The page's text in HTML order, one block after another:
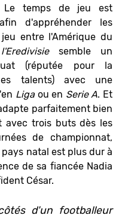
Le temps de jeu est
d'appréhender les
entre l'Amérique du
l'Eredivisiesemble un
(réputée pour la
talents) avec une
Ligaou en Serie A. Et
parfaitement bien
avec trois buts dès les
de championnat,
natal est plus dur à
de sa fiancée Nadia
César.
d'un footballeur